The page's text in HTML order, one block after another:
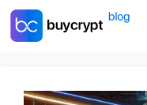
Перейти